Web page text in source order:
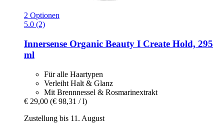
2 Optionen
5.0 (2)
Innersense Organic Beauty I Create Hold, 295
ml
Für alle Haartypen
Verleiht Halt & Glanz
Mit Brennnessel & Rosmarinextrakt
€ 29,00 (€ 98,31 / l)
Zustellung bis 11. August